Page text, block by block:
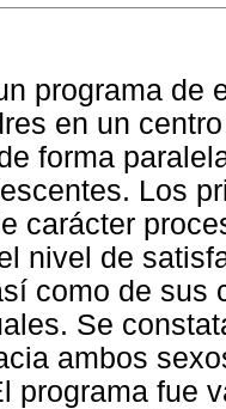
programa de
en un
forma
Los
carácter
nivel de
como de sus
Se
ambos
programa fue